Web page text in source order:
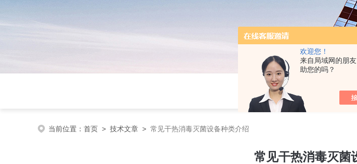
欢迎您！
来自局域网的朋
助您的吗？
当前位置： 首页 > 技术文章 > 常见干热消毒灭菌设备种类介绍
常见干热消毒灭菌